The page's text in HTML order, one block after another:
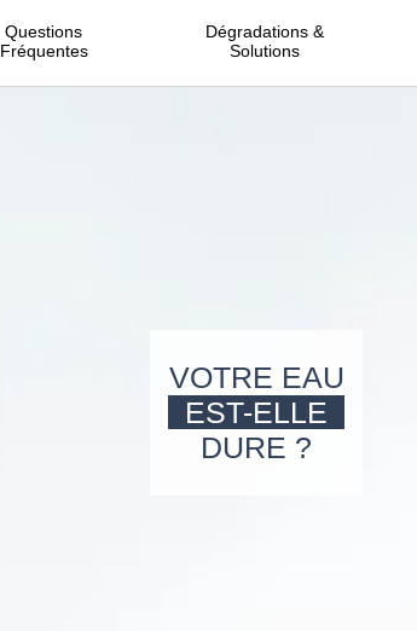
Questions
Fréquentes
Dégradations &
Solutions
VOTRE EAU
EST-ELLE
DURE ?